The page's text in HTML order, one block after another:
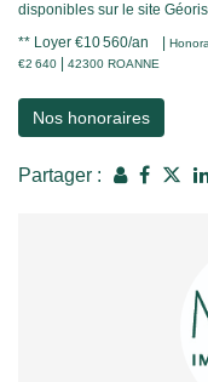
disponibles sur le site
** Loyer €10 560/an
€2 640
42300 ROANNE
Nos honoraires
Partager :